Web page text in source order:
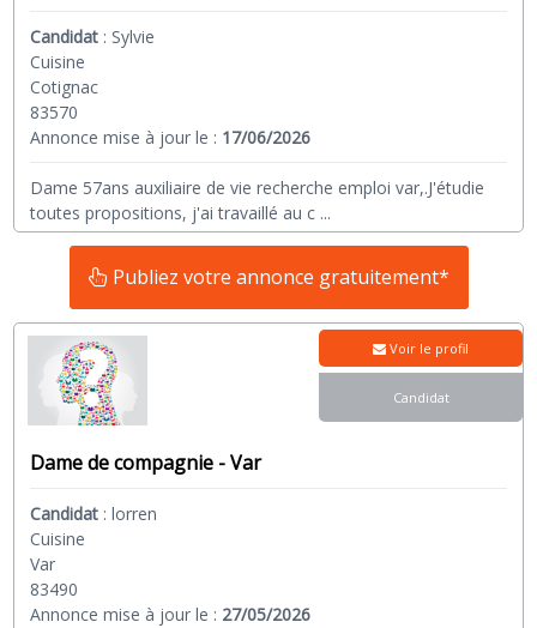
Candidat : Sylvie
Cuisine
Cotignac
83570
Annonce mise à jour le : 17/06/2026
Dame 57ans auxiliaire de vie recherche emploi var,.J'étudie
toutes propositions, j'ai travaillé au c ...
Publiez votre annonce gratuitement*
Dame de compagnie - Var
Candidat :lorren
Cuisine
Var
83490
Annonce mise à jour le : 27/05/2026
Voir le profil
Candidat